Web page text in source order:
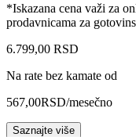
*Iskazana cena važi za
prodavnicama za
6.799,00 RSD
Na rate bez kamate od
567,00RSD/mesečno
Saznajte više